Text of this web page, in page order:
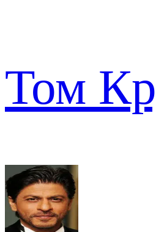
Том